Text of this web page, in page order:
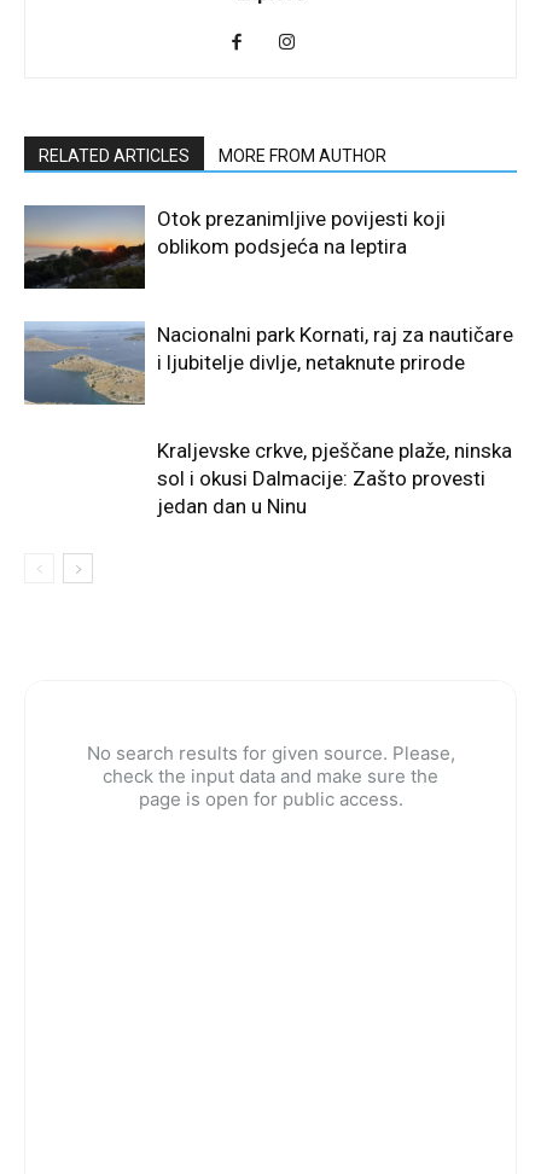
RELATED ARTICLES MORE FROM AUTHOR
Otok prezanimljive povijesti koji
oblikom podsjeća na leptira
Nacionalni park Kornati, raj za nautičare
i ljubitelje divlje, netaknute prirode
Kraljevske crkve, pješčane plaže, ninska
sol i okusi Dalmacije: Zašto provesti
jedan dan u Ninu
No search results for given source. Please,
check the input data and make sure the
page is open for public access.